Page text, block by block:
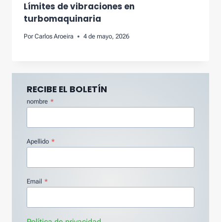
Límites de vibraciones en
turbomaquinaria
Por Carlos Aroeira 4 de mayo, 2026
RECIBE EL BOLETÍN
nombre *
Apellido *
Email *